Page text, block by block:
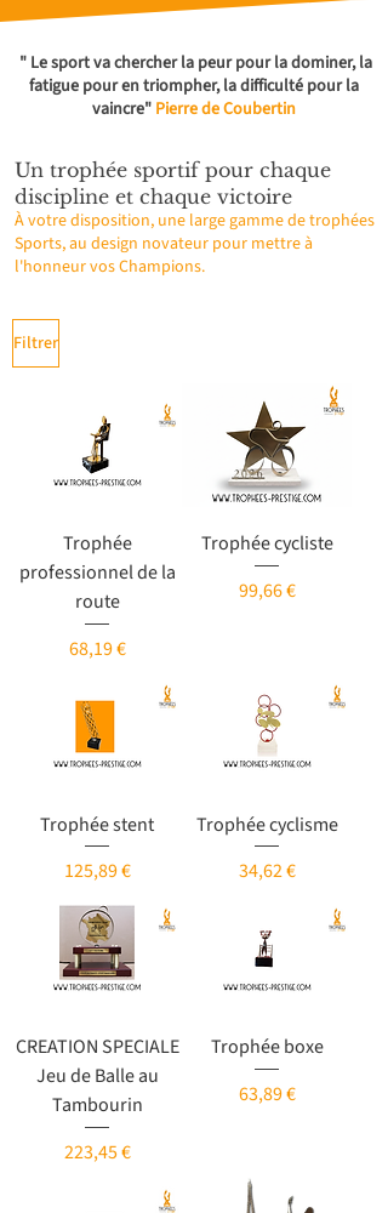
" Le sport va chercher la peur pour la dominer, la
fatigue pour en triompher, la difficulté pour la
vaincre" Pierre de Coubertin
Un trophée sportif pour chaque
discipline et chaque victoire
À votre disposition, une large gamme de trophées
Sports, au design novateur pour mettre à
l'honneur vos Champions.
Filtrer
Trophée
professionnel de la
route
Prix
68,19 €
Trophée cycliste
Prix
99,66 €
Trophée stent
Prix
125,89 €
Trophée cyclisme
Prix
34,62 €
CREATION SPECIALE
Jeu de Balle au
Tambourin
Prix
223,45 €
Trophée boxe
Prix
63,89 €